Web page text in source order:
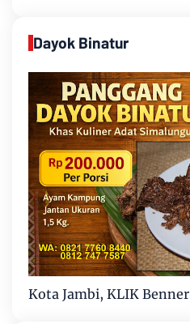
Dayok Binatur
Kota Jambi, KLIK Benner